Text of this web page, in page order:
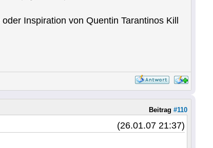
Inspiration von Quentin Tarantinos Kill
Beitrag #110
(26.01.07 21:37)